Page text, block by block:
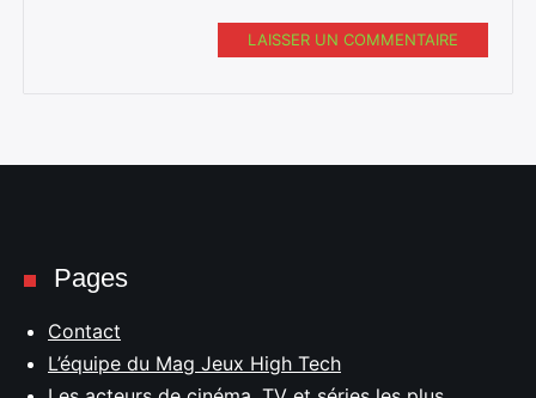
LAISSER UN COMMENTAIRE
Pages
Contact
L’équipe du Mag Jeux High Tech